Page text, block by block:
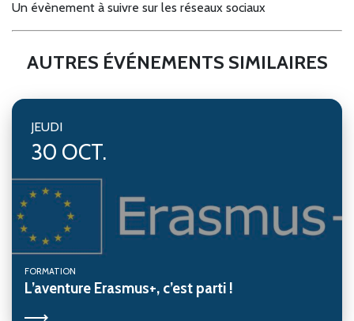
Un évènement à suivre sur les réseaux sociaux
AUTRES ÉVÉNEMENTS SIMILAIRES
JEUDI
30 OCT.
FORMATION
L’aventure Erasmus+, c’est parti !